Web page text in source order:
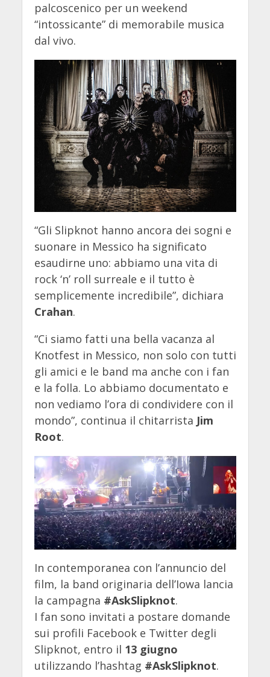
palcoscenico per un weekend
“intossicante” di memorabile musica
dal vivo.
“Gli Slipknot hanno ancora dei sogni e
suonare in Messico ha significato
esaudirne uno: abbiamo una vita di
rock ‘n’ roll surreale e il tutto è
semplicemente incredibile”, dichiara
Crahan.
“Ci siamo fatti una bella vacanza al
Knotfest in Messico, non solo con tutti
gli amici e le band ma anche con i fan
e la folla. Lo abbiamo documentato e
non vediamo l’ora di condividere con il
mondo”, continua il chitarrista Jim
Root.
In contemporanea con l’annuncio del
film, la band originaria dell’Iowa lancia
la campagna #AskSlipknot.
I fan sono invitati a postare domande
sui profili Facebook e Twitter degli
Slipknot, entro il 13 giugno
utilizzando l’hashtag #AskSlipknot.